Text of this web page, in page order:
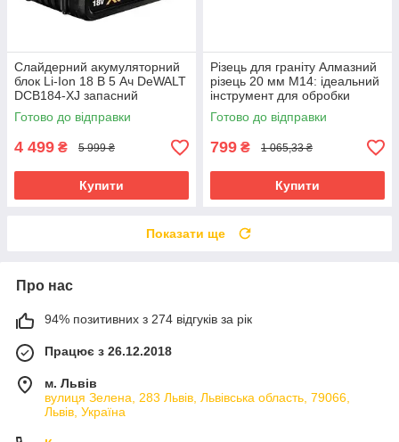
Слайдерний акумуляторний
блок Li-Ion 18 В 5 Ач DeWALT
DCB184-XJ запасний
акумулятор для
електроінструменту АКБ лі-
іон
Готово до відправки
4 499 ₴ 5 999 ₴
Купити
Різець для граніту Алмазний
різець 20 мм М14: ідеальний
інструмент для обробки
кераміки Geko G37520
Готово до відправки
799 ₴ 1 065,33 ₴
Купити
Показати ще
Про нас
94% позитивних з 274 відгуків за рік
Працює з 26.12.2018
м. Львів
вулиця Зелена, 283 Львів, Львівська область, 79066,
Львів, Україна